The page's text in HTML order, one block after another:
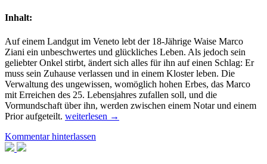
Inhalt:
Auf einem Landgut im Veneto lebt der 18-Jährige Waise Marco
Ziani ein unbeschwertes und glückliches Leben. Als jedoch sein
geliebter Onkel stirbt, ändert sich alles für ihn auf einen Schlag: Er
muss sein Zuhause verlassen und in einem Kloster leben. Die
Verwaltung des ungewissen, womöglich hohen Erbes, das Marco
mit Erreichen des 25. Lebensjahres zufallen soll, und die
Vormundschaft über ihn, werden zwischen einem Notar und einem
Prior aufgeteilt. Der
der
weiterlesen →
Kommentar hinterlassen